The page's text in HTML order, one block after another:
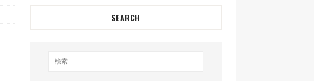
SEARCH